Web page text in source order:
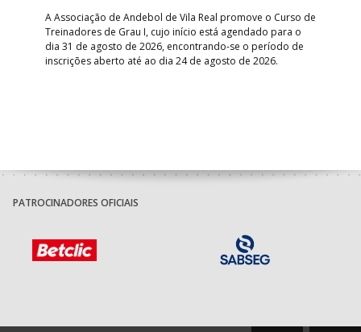
A Associação de Andebol de Vila Real promove o Curso de
Treinadores de Grau I, cujo início está agendado para o
dia 31 de agosto de 2026, encontrando-se o período de
inscrições aberto até ao dia 24 de agosto de 2026.
PATROCINADORES OFICIAIS